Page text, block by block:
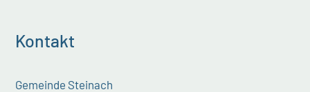
Kontakt
Gemeinde Steinach